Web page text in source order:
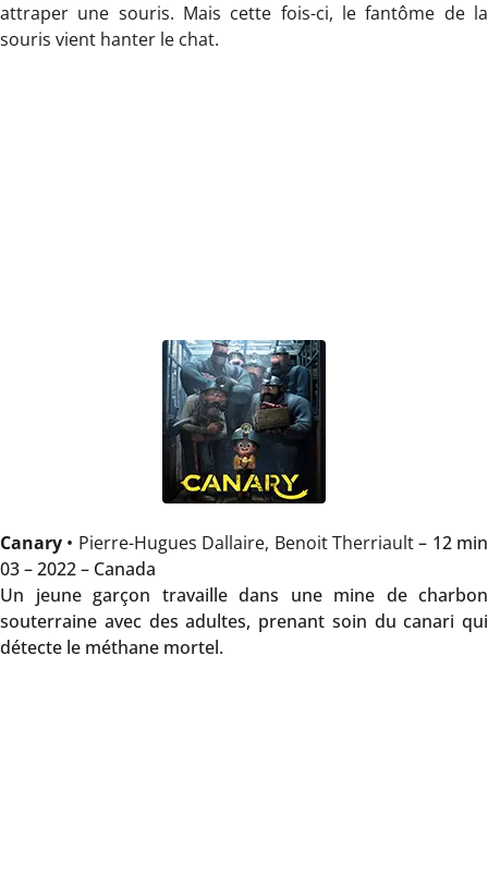
attraper une souris. Mais cette fois-ci, le fantôme de la
souris vient hanter le chat.
Canary • Pierre-Hugues Dallaire, Benoit Therriault– 12 min
03 – 2022 – Canada
Un jeune garçon travaille dans une mine de charbon
souterraine avec des adultes, prenant soin du canari qui
détecte le méthane mortel.